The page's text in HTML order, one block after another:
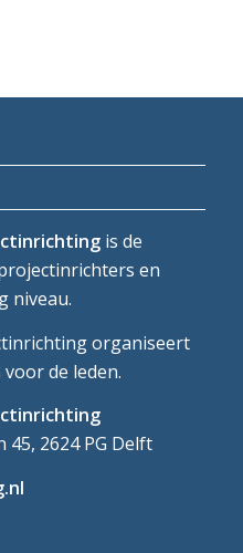
is de
en
niveau.
organiseert
de leden.
45, 2624 PG Delft